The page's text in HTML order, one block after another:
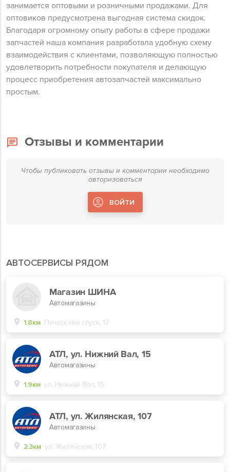
занимается оптовыми и розничными продажами. Для
оптовиков предусмотрена выгодная система скидок.
Благодаря огромному опыту работы в сфере продажи
запчастей наша компания разработала удобную схему
взаимодействия с клиентами, позволяющую полностью
удовлетворить потребности покупателя и делающую
процесс приобретения автозапчастей максимально
простым.
АВТОСЕРВИСЫ РЯДОМ
Магазин ШИНА
Автомагазины
1.8км Печерский спуск, 17
АТЛ, ул. Нижний Вал, 15
Автомагазины
1.9км ул. Нижний Вал, 15
АТЛ, ул. Жилянская, 107
Автомагазины
2.3км ул. Жилянская, 107
Отзывы и комментарии
Чтобы публиковать отзывы и комментарии необходимо
авторизоваться
ВОЙТИ